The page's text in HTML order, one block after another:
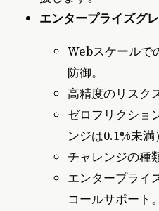
エンタープライズグ
Webスケールで
防御。
高精度のリスク
ゼロフリクショ
ンジは0.1%未満
チャレンジの種
エンタープライ
コールサポート。